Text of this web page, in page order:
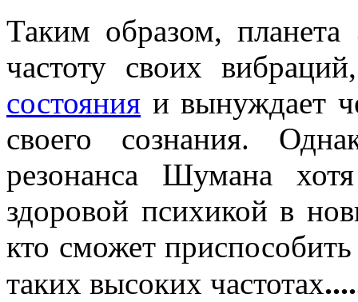
Таким образом,
частоту своих
состояния и вынуждает
своего сознания.
резонанса Шумана
здоровой психикой в
кто сможет
таких высоких частотах